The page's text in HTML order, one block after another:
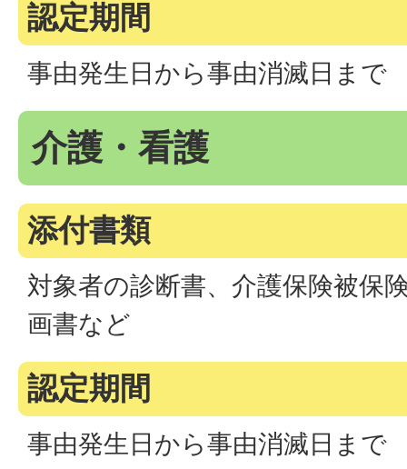
認定期間
事由発生日から事由消滅日まで
介護・看護
添付書類
対象者の診断書、介護保険被保
画書など
認定期間
事由発生日から事由消滅日まで